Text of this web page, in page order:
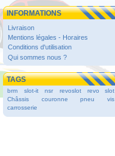
INFORMATIONS
Livraison
Mentions légales - Horaires
Conditions d'utilisation
Qui sommes nous ?
TAGS
brm slot-it nsr revoslot
revo slot
Châssis
couronne pneu
vis
carrosserie